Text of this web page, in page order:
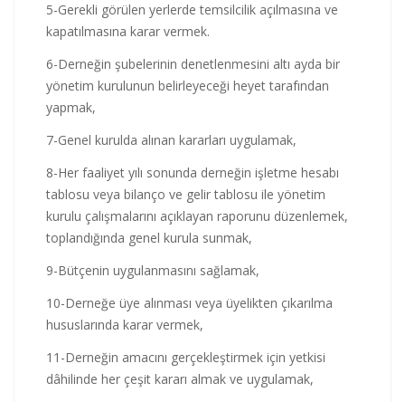
5-Gerekli görülen yerlerde temsilcilik açılmasına ve
kapatılmasına karar vermek.
6-Derneğin şubelerinin denetlenmesini altı ayda bir
yönetim kurulunun belirleyeceği heyet tarafından
yapmak,
7-Genel kurulda alınan kararları uygulamak,
8-Her faaliyet yılı sonunda derneğin işletme hesabı
tablosu veya bilanço ve gelir tablosu ile yönetim
kurulu çalışmalarını açıklayan raporunu düzenlemek,
toplandığında genel kurula sunmak,
9-Bütçenin uygulanmasını sağlamak,
10-Derneğe üye alınması veya üyelikten çıkarılma
hususlarında karar vermek,
11-Derneğin amacını gerçekleştirmek için yetkisi
dâhilinde her çeşit kararı almak ve uygulamak,